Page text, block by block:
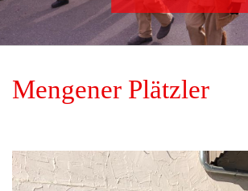
Mengener Plätzler